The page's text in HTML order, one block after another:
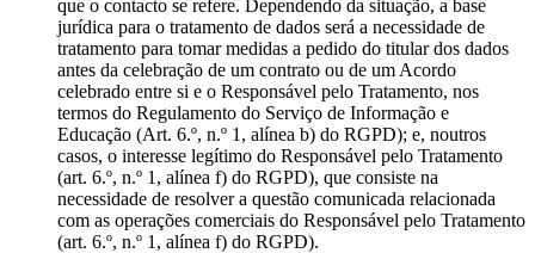
que o contacto se refere. Dependendo da situação, a base
jurídica para o tratamento de dados será a necessidade de
tratamento para tomar medidas a pedido do titular dos dados
antes da celebração de um contrato ou de um Acordo
celebrado entre si e o Responsável pelo Tratamento, nos
termos do Regulamento do Serviço de Informação e
Educação (Art. 6.º, n.º 1, alínea b) do RGPD); e, noutros
casos, o interesse legítimo do Responsável pelo Tratamento
(art. 6.º, n.º 1, alínea f) do RGPD), que consiste na
necessidade de resolver a questão comunicada relacionada
com as operações comerciais do Responsável pelo Tratamento
(art. 6.º, n.º 1, alínea f) do RGPD).